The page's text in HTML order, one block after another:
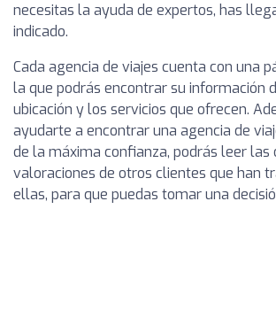
necesitas la ayuda de expertos, has
indicado.
Cada agencia de viajes cuenta con una
la que podrás encontrar su información
ubicación y los servicios que ofrecen.
ayudarte a encontrar una agencia de
de la máxima confianza, podrás leer las
valoraciones de otros clientes que han
ellas, para que puedas tomar una